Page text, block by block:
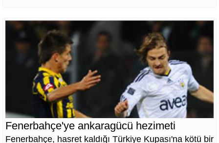
puanını aldı.
Fenerbahçe'ye ankaragücü hezimeti
Fenerbahçe, hasret kaldığı Türkiye Kupası'na kötü bir